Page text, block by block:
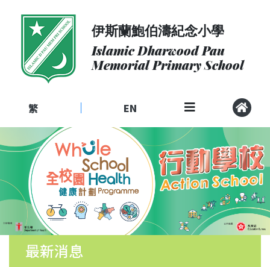
我
們
課
社
區
聯
繫
校
伊斯蘭鮑伯濤紀念小學
Islamic Dharwood Pau
Memorial Primary School
繁 EN
最新消息